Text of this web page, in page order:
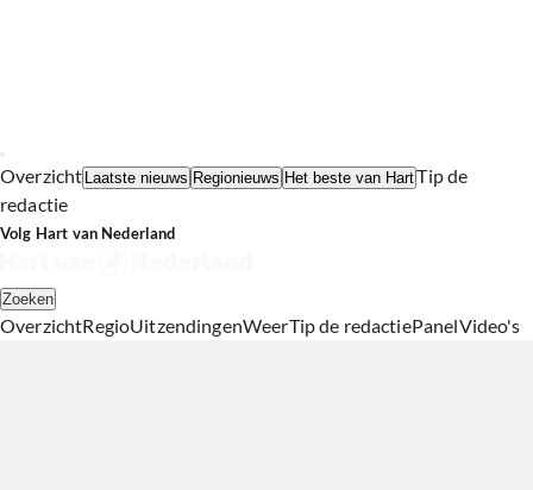
Overzicht Laatste nieuws Regionieuws Het beste van HartTip de
redactie
Volg Hart van Nederland
Zoeken
OverzichtRegioUitzendingenWeerTip de redactiePanelVideo's